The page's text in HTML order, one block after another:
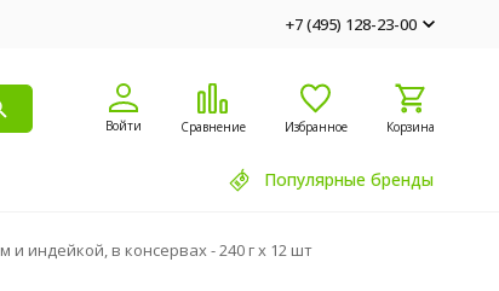
+7 (495) 128-23-00
Войти Сравнение Избранное Корзина
Популярные бренды
индейкой, в консервах - 240 г х 12 шт